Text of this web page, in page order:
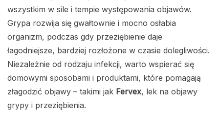
wszystkim w sile i tempie występowania objawów.
Grypa rozwija się gwałtownie i mocno osłabia
organizm, podczas gdy przeziębienie daje
łagodniejsze, bardziej rozłożone w czasie dolegliwości.
Niezależnie od rodzaju infekcji, warto wspierać się
domowymi sposobami i produktami, które pomagają
złagodzić objawy – takimi jak Fervex, lek na objawy
grypy i przeziębienia.